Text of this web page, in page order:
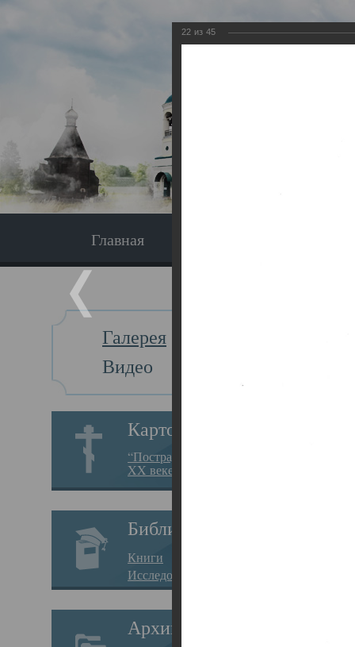
Главная
Галерея
Видео
Картотека
“Пострадавшие за веру в
XX веке на Севере”
Библиотека
Книги
Исследования
Архив
22 из 45